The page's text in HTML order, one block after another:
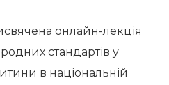
онлайн-лекція
стандартів у
в національній